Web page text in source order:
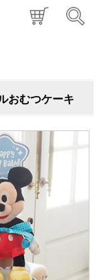
おむつケーキ